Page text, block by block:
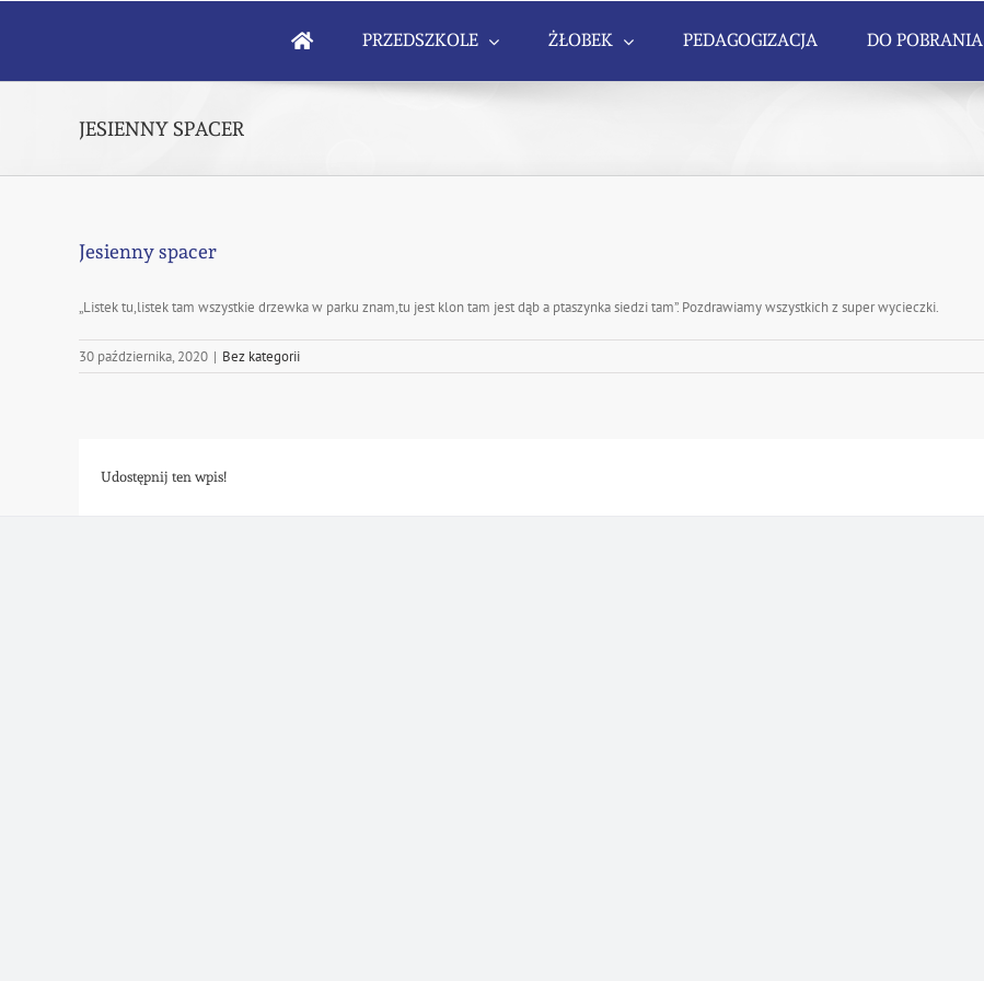
PRZEDSZKOLE ŻŁOBEK PEDAGOGIZACJA DO POBRANIA
JESIENNY SPACER
Jesienny spacer
„Listek tu,listek tam wszystkie drzewka w parku znam,tu jest klon tam jest dąb a ptaszynka siedzi tam”. Pozdrawiamy wszystkich z super wycieczki.
30 października, 2020 | Bez kategorii
Udostępnij ten wpis!